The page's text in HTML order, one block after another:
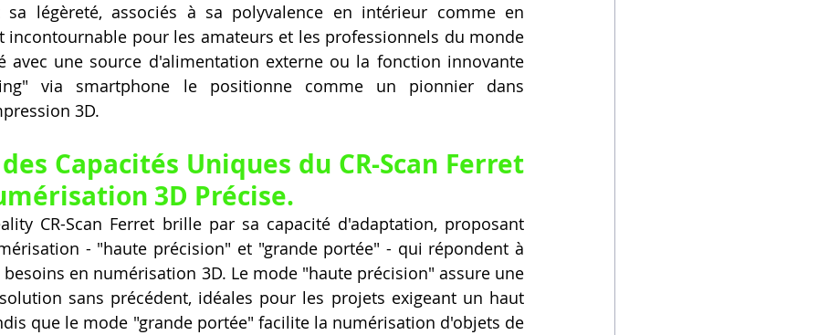
sa légèreté, associés à sa polyvalence en intérieur comme en
incontournable pour les amateurs et les professionnels du monde
avec une source d'alimentation externe ou la fonction innovante
via smartphone le positionne comme un pionnier dans
3D.
Capacités Uniques du CR-Scan Ferret
3D Précise.
CR-Scan Ferret brille par sa capacité d'adaptation, proposant
- "haute précision" et "grande portée" - qui répondent à
en numérisation 3D. Le mode "haute précision" assure une
sans précédent, idéales pour les projets exigeant un haut
que le mode "grande portée" facilite la numérisation d'objets de